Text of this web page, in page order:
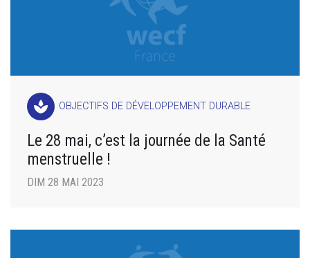
spa OBJECTIFS DE DÉVELOPPEMENT DURABLE
Le 28 mai, c’est la journée de la Santé
menstruelle !
DIM 28 MAI 2023